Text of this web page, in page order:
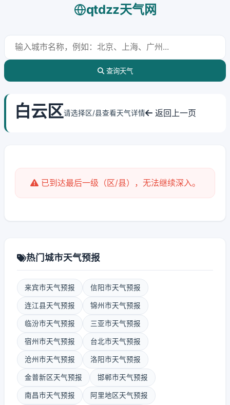
qtdzz天气网
查询天气
白云区请选择区/县查看天气详情 返回上一页
已到达最后一级（区/县），无法继续深入。
热门城市天气预报
来宾市天气预报 信阳市天气预报
连江县天气预报 锦州市天气预报
临汾市天气预报 三亚市天气预报
宿州市天气预报 台北市天气预报
沧州市天气预报 洛阳市天气预报
金普新区天气预报 邯郸市天气预报
南昌市天气预报 阿里地区天气预报